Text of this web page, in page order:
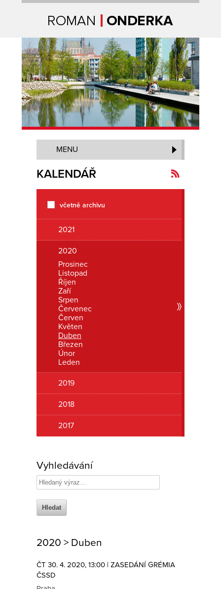
MENU
KALENDÁŘ
včetně archivu
2021
2020
Prosinec
Listopad
Říjen
Zaří
Srpen
Červenec
Červen
Květen
Duben
Březen
Únor
Leden
2019
2018
2017
Vyhledávání
2020 > Duben
ČT 30. 4. 2020, 13:00 | ZASEDÁNÍ GRÉMIA
ČSSD